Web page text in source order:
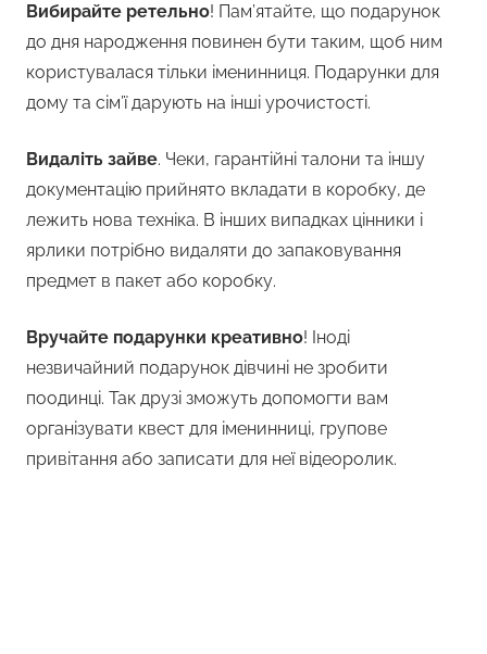
Вибирайте ретельно! Пам’ятайте, що подарунок
до дня народження повинен бути таким, щоб ним
користувалася тільки іменинниця. Подарунки для
дому та сім’ї дарують на інші урочистості.
Видаліть зайве. Чеки, гарантійні талони та іншу
документацію прийнято вкладати в коробку, де
лежить нова техніка. В інших випадках цінники і
ярлики потрібно видаляти до запаковування
предмет в пакет або коробку.
Вручайте подарунки креативно! Іноді
незвичайний подарунок дівчині не зробити
поодинці. Так друзі зможуть допомогти вам
організувати квест для іменинниці, групове
привітання або записати для неї відеоролик.